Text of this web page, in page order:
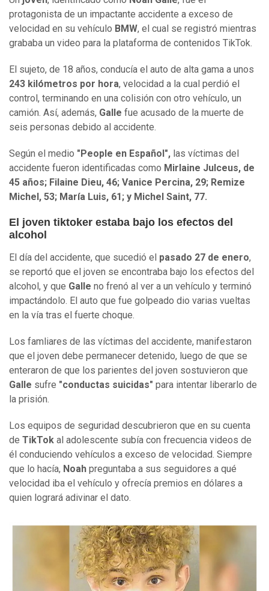
protagonista de un impactante accidente a exceso de
velocidad en su vehículo BMW, el cual se registró mientras
grababa un video para la plataforma de contenidos TikTok.
El sujeto, de 18 años, conducía el auto de alta gama a unos
243 kilómetros por hora, velocidad a la cual perdió el
control, terminando en una colisión con otro vehículo, un
camión. Así, además, Galle fue acusado de la muerte de
seis personas debido al accidente.
Según el medio "People en Español", las víctimas del
accidente fueron identificadas como Mirlaine Julceus, de
45 años; Filaine Dieu, 46; Vanice Percina, 29; Remize
Michel, 53; María Luis, 61; y Michel Saint, 77.
El joven tiktoker estaba bajo los efectos del
alcohol
El día del accidente, que sucedió el pasado 27 de enero,
se reportó que el joven se encontraba bajo los efectos del
alcohol, y que Galle no frenó al ver a un vehículo y terminó
impactándolo. El auto que fue golpeado dio varias vueltas
en la vía tras el fuerte choque.
Los famliares de las víctimas del accidente, manifestaron
que el joven debe permanecer detenido, luego de que se
enteraron de que los parientes del joven sostuvieron que
Galle sufre "conductas suicidas" para intentar liberarlo de
la prisión.
Los equipos de seguridad descubrieron que en su cuenta
de TikTok al adolescente subía con frecuencia videos de
él conduciendo vehículos a exceso de velocidad. Siempre
que lo hacía, Noah preguntaba a sus seguidores a qué
velocidad iba el vehículo y ofrecía premios en dólares a
quien logrará adivinar el dato.